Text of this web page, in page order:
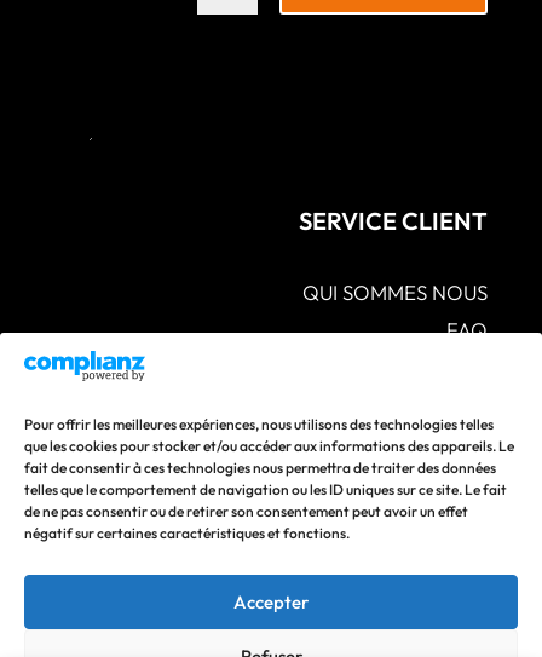
Pour offrir les meilleures expériences, nous utilisons des technologies telles
que les cookies pour stocker et/ou accéder aux informations des appareils. Le
fait de consentir à ces technologies nous permettra de traiter des données
telles que le comportement de navigation ou les ID uniques sur ce site. Le fait
de ne pas consentir ou de retirer son consentement peut avoir un effet
négatif sur certaines caractéristiques et fonctions.
Accepter
SERVICE CLIENT
QUI SOMMES NOUS
FAQ
CGV – POLITIQUES DE CONFIDENTIALITÉ –
S.A.V POLITIQUE DE RETOUR ET DE
REMBOURSEMENT
CONTACTEZ-NOUS
Suivez nos actualités en vous abonnant à nos réseaux